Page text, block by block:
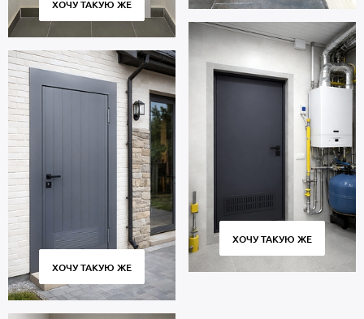
ХОЧУ ТАКУЮ ЖЕ
ХОЧУ ТАКУЮ ЖЕ
ХОЧУ ТАКУЮ ЖЕ